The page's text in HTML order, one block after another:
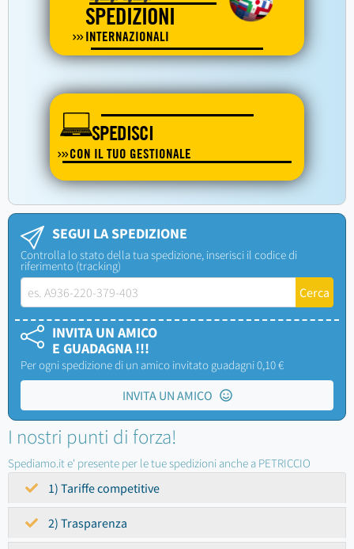
SPEDIZIONI
INTERNAZIONALI
SPEDISCI
CON IL TUO GESTIONALE
SEGUI LA SPEDIZIONE
Controlla lo stato della tua spedizione, inserisci il codice di
riferimento (tracking)
INVITA UN AMICO
E GUADAGNA !!!
Per ogni spedizione di un amico invitato guadagni 0,10 €
INVITA UN AMICO
I nostri punti di forza!
Spediamo.it e' presente per le tue spedizioni anche a PETRICCIO
1) Tariffe competitive
2) Trasparenza